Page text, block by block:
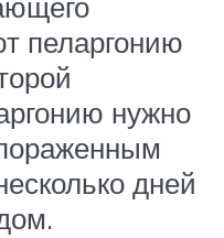
пеларгонию
нужно
дней